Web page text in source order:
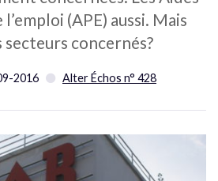
(APE) aussi. Mais
secteurs concernés?
2016 Alter Échos n° 428